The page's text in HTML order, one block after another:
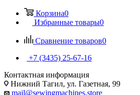
Корзина0
Избранные товары0
Сравнение товаров0
+7 (3435) 25-67-16
Контактная информация
Нижний Тагил, ул. Газетная, 99
mail@sewingmachines.store